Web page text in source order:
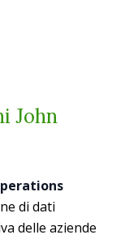
John
di dati
delle aziende